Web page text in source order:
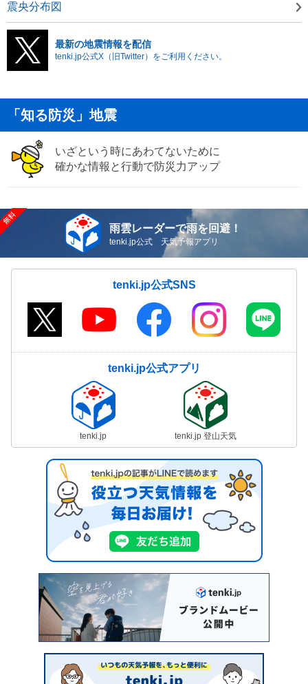
震央分布図
最新の地震情報を配信
tenki.jp公式X（旧Twitter）をご利用ください。
「知る防災」地震
いざという時にあわてないために
確かな情報と行動で防災力アップ
雨雲レーダーで雨を回避！
tenki.jp公式 天気予報アプリ
tenki.jp公式SNS
tenki.jp公式アプリ
tenki.jp tenki.jp 登山天気